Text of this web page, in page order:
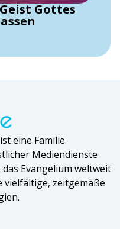
Gottes
eine Familie
Mediendienste
Evangelium weltweit
vielfältige, zeitgemäße